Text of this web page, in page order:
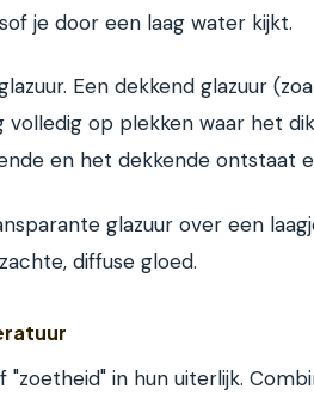
je door een laag water kijkt.
Een dekkend glazuur
op plekken waar het
en het dekkende ontstaat
glazuur over een
diffuse gloed.
in hun uiterlijk.